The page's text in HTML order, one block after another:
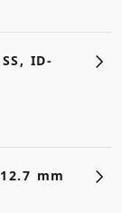
SS, ID-
12.7 mm